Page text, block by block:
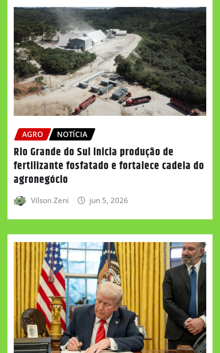
AGRO NOTÍCIA
Rio Grande do Sul inicia produção de
fertilizante fosfatado e fortalece cadeia do
agronegócio
Vilson Zeni jun 5, 2026